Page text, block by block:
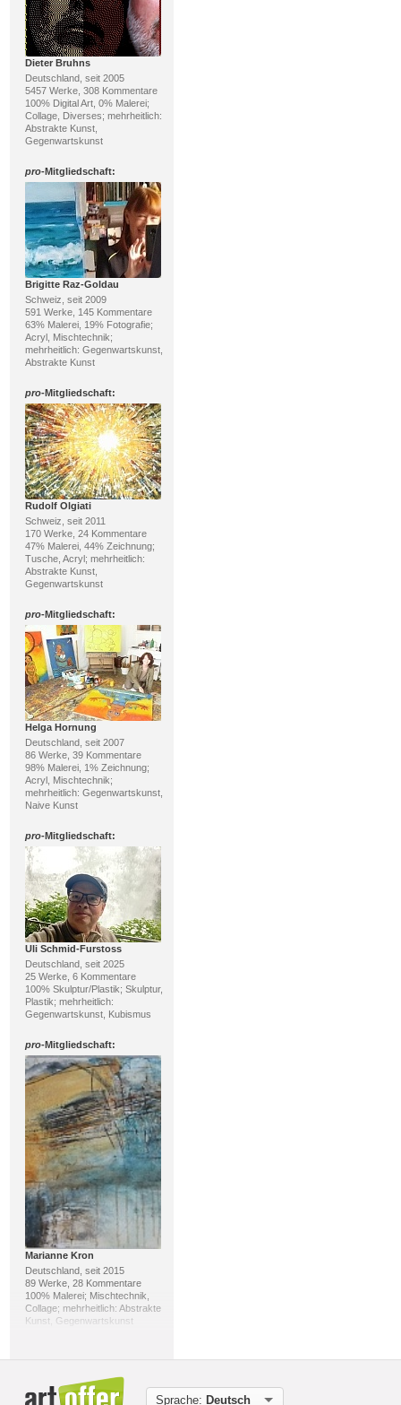
Dieter Bruhns
Deutschland, seit 2005
5457 Werke, 308 Kommentare
100% Digital Art, 0% Malerei;
Collage, Diverses; mehrheitlich:
Abstrakte Kunst,
Gegenwartskunst
pro-Mitgliedschaft:
Brigitte Raz-Goldau
Schweiz, seit 2009
591 Werke, 145 Kommentare
63% Malerei, 19% Fotografie;
Acryl, Mischtechnik;
mehrheitlich: Gegenwartskunst,
Abstrakte Kunst
pro-Mitgliedschaft:
Rudolf Olgiati
Schweiz, seit 2011
170 Werke, 24 Kommentare
47% Malerei, 44% Zeichnung;
Tusche, Acryl; mehrheitlich:
Abstrakte Kunst,
Gegenwartskunst
pro-Mitgliedschaft:
Helga Hornung
Deutschland, seit 2007
86 Werke, 39 Kommentare
98% Malerei, 1% Zeichnung;
Acryl, Mischtechnik;
mehrheitlich: Gegenwartskunst,
Naive Kunst
pro-Mitgliedschaft:
Uli Schmid-Furstoss
Deutschland, seit 2025
25 Werke, 6 Kommentare
100% Skulptur/Plastik; Skulptur,
Plastik; mehrheitlich:
Gegenwartskunst, Kubismus
pro-Mitgliedschaft:
Marianne Kron
Deutschland, seit 2015
89 Werke, 28 Kommentare
100% Malerei; Mischtechnik,
Collage; mehrheitlich: Abstrakte
Kunst, Gegenwartskunst
Sprache: Deutsch